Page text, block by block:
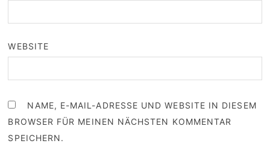
WEBSITE
NAME, E-MAIL-ADRESSE UND WEBSITE IN DIESEM
BROWSER FÜR MEINEN NÄCHSTEN KOMMENTAR
SPEICHERN.